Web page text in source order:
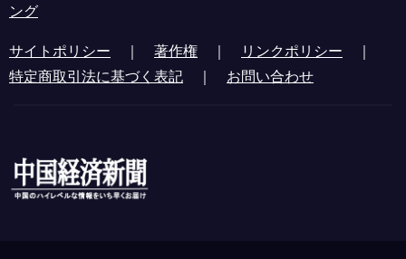
ング
サイトポリシー ｜ 著作権 ｜ リンクポリシー ｜
特定商取引法に基づく表記 ｜ お問い合わせ